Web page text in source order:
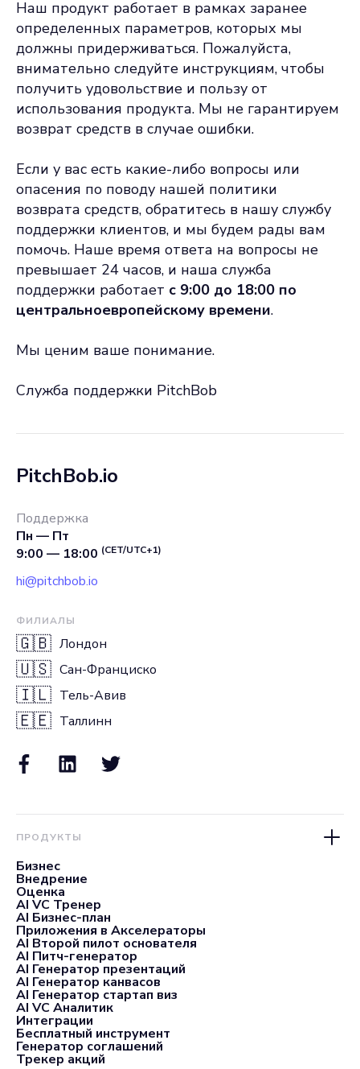
Наш продукт работает в рамках заранее
определенных параметров, которых мы
должны придерживаться. Пожалуйста,
внимательно следуйте инструкциям, чтобы
получить удовольствие и пользу от
использования продукта. Мы не гарантируем
возврат средств в случае ошибки.
Если у вас есть какие-либо вопросы или
опасения по поводу нашей политики
возврата средств, обратитесь в нашу службу
поддержки клиентов, и мы будем рады вам
помочь. Наше время ответа на вопросы не
превышает 24 часов, и наша служба
поддержки работает с 9:00 до 18:00 по
центральноевропейскому времени.
Мы ценим ваше понимание.
Служба поддержки PitchBob
PitchBob.io
Поддержка
Пн — Пт
9:00 — 18:00 (CET/UTC+1)
hi@pitchbob.io
ФИЛИАЛЫ
🇬🇧 Лондон
🇺🇸 Сан-Франциско
🇮🇱 Тель-Авив
🇪🇪 Таллинн
ПРОДУКТЫ
Бизнес
Внедрение
Оценка
AI VC Тренер
AI Бизнес-план
Приложения в Акселераторы
AI Второй пилот основателя
AI Питч-генератор
AI Генератор презентаций
AI Генератор канвасов
AI Генератор стартап виз
AI VC Аналитик
Интеграции
Бесплатный инструмент
Генератор соглашений
Трекер акций